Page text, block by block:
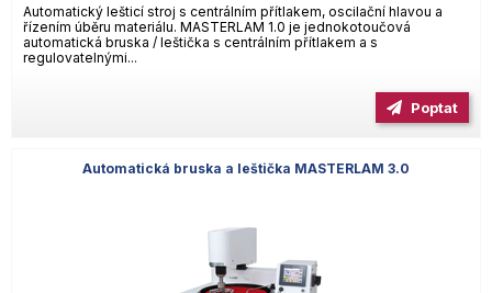
Automatický lešticí stroj s centrálním přítlakem, oscilační hlavou a
řízením úběru materiálu. MASTERLAM 1.0 je jednokotoučová
automatická bruska / leštička s centrálním přítlakem a s
regulovatelnými...
Poptat
Automatická bruska a leštička MASTERLAM 3.0